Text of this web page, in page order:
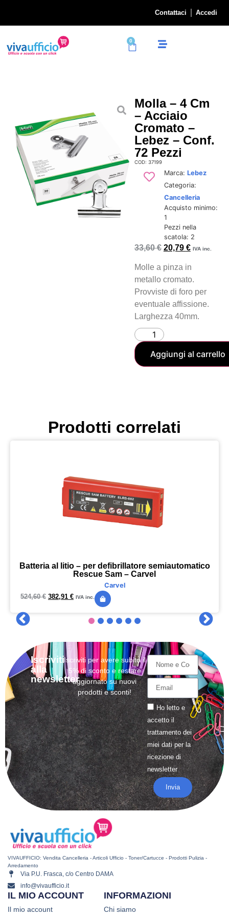
Contattaci Accedi
0
Molla – 4 Cm
– Acciaio
Cromato –
Lebez – Conf.
72 Pezzi
COD: 37199
Marca: Lebez
Categoria:
Cancelleria
Acquisto minimo:
1
Pezzi nella
scatola: 2
33,60€ 20,79 € IVA inc.
Molle a pinza in
metallo cromato.
Provviste di foro per
eventuale affissione.
Larghezza 40mm.
Aggiungi al carrello
Prodotti correlati
Batteria al litio – per defibrillatore semiautomatico
Rescue Sam – Carvel
Carvel
524,60€ 382,91 € IVA inc.
Iscriviti
alla
newsletter
Iscriviti per avere subito il
5% di sconto e restare
aggiornato su nuovi
prodotti e sconti!
Ho letto e
accetto il
trattamentodei
miei dati per la
ricezione di
newsletter
Invia
VIVAUFFICIO: Vendita Cancelleria - Articoli Ufficio - Toner/Cartucce - Prodotti Pulizia -
Arredamento
Via P.U. Frasca, c/o Centro DAMA
info@vivaufficio.it
INFORMAZIONI
Chi siamo
IL MIO ACCOUNT
Il mio account